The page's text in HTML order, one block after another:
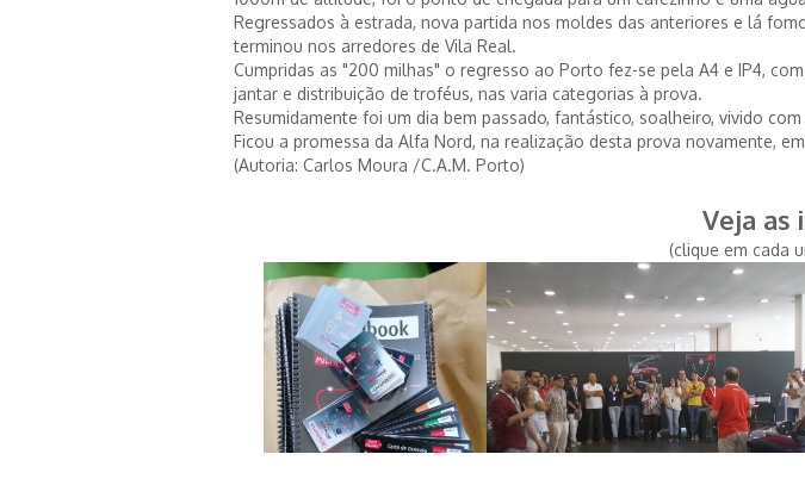
Regressados à estrada, nova partida nos moldes das anteriores e lá
terminou nos arredores de Vila Real.
Cumpridas as "200 milhas" o regresso ao Porto fez-se pela A4 e IP4,
jantar e distribuição de troféus, nas varia categorias à prova.
Resumidamente foi um dia bem passado, fantástico, soalheiro, vivido
Ficou a promessa da Alfa Nord, na realização desta prova novamente,
(Autoria: Carlos Moura /C.A.M. Porto)
Veja as
(clique em cada